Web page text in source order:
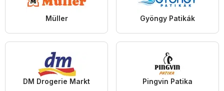
Müller Gyöngy Patikák
DM Drogerie Markt Pingvin Patika